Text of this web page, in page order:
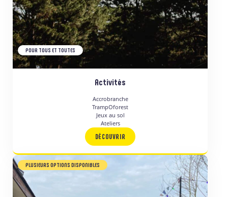
POUR TOUS ET TOUTES
Activités
Accrobranche
TrampOforest
Jeux au sol
Ateliers
DÉCOUVRIR
PLUSIEURS OPTIONS DISPONIBLES